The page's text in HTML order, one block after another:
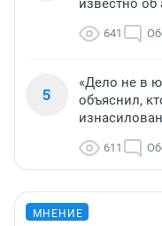
известно
641
5
«Дело не в
объяснил,
611
МНЕНИЕ